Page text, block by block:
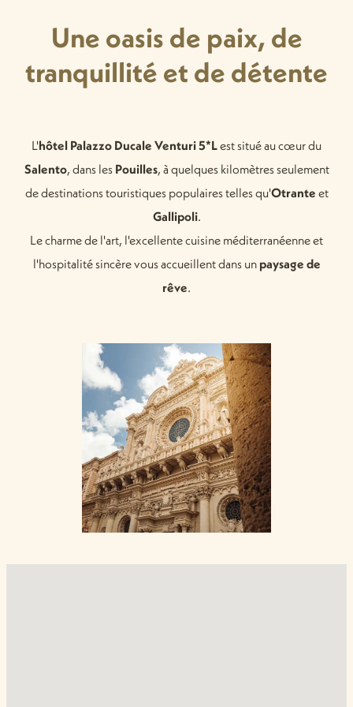
Une oasis de paix, de
tranquillité et de détente
L'hôtel Palazzo Ducale Venturi 5*Lest situé au cœur du
Salento, dans les Pouilles, à quelques kilomètres seulement
de destinations touristiques populaires telles qu'Otrante et
Gallipoli.
Le charme de l'art, l'excellente cuisine méditerranéenne et
l'hospitalité sincère vous accueillent dans un paysage de
rêve.